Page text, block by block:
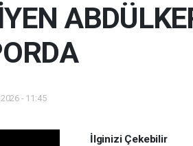
- 11:45
İlginizi Çekebilir